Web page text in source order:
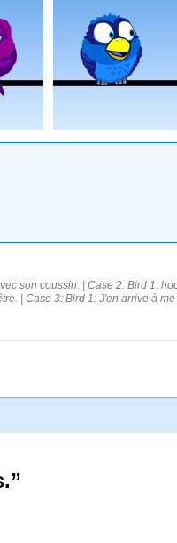
son coussin. | Case 2: Bird 1:
| Case 3: Bird 1: J'en arrive à